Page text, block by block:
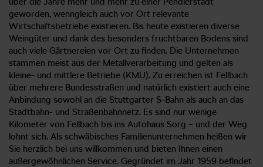
geworden, wenngleich auch vor Ort relevante
Wirtschaftsbetriebe existieren. Bis heute existieren diverse
Weingüter und dank des besonders fruchtbaren Bodens sind
auch viele Gärtnereien vor Ort zu finden. Die Unternehmen
stammen meist aus der Metallverarbeitung und gelten als
kleine- und mittlere Betriebe (KMU). Zu erreichen ist Fellbach
über mehrere Bundesstraßen und natürlich existiert auch eine
Anbindung sowohl an die Stuttgarter S-Bahn als auch an das
Stadtbahn- und Straßenbahnnetz. Es sind nur wenige
Kilometer von Fellbach bis ins Autohaus Sorg – und der Weg
lohnt sich. Als schwäbisches Familienunternehmen heißen wir
Sie herzlich bei uns willkommen und bieten Ihnen einen
außergewöhnlichen Service. Gegründet im Jahr 1959 befindet